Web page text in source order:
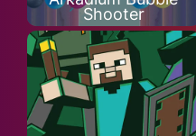
Shooter